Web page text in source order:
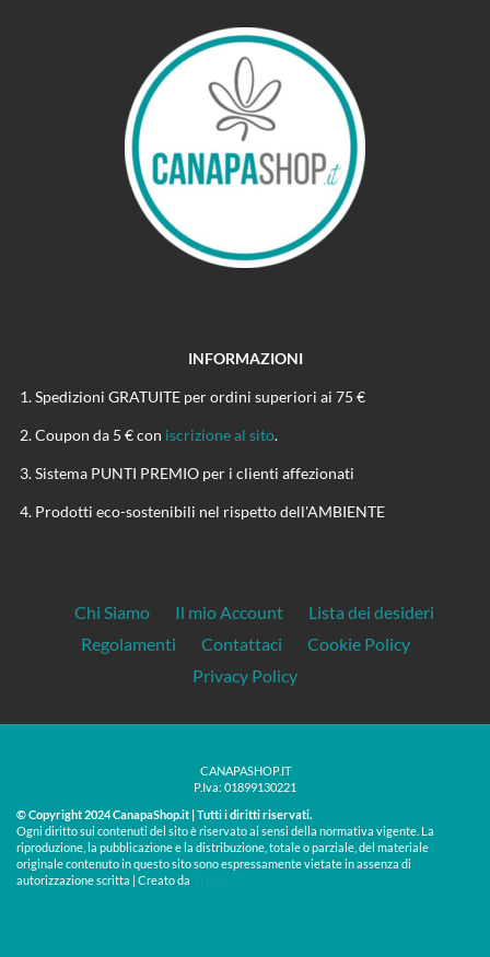
INFORMAZIONI
Spedizioni GRATUITE per ordini superiori ai 75 €
Coupon da 5 € con iscrizione al sito.
Sistema PUNTI PREMIO per i clienti affezionati
Prodotti eco-sostenibili nel rispetto dell'AMBIENTE
Chi Siamo Il mio Account
Lista dei desideri
Regolamenti
Contattaci
Cookie Policy
Privacy Policy
CANAPASHOP.IT
P.Iva: 01899130221
© Copyright 2024 CanapaShop.it | Tutti i diritti riservati.
Ogni diritto sui contenuti del sito è riservato ai sensi della normativa vigente. La
riproduzione, la pubblicazione e la distribuzione, totale o parziale, del materiale
originale contenuto in questo sito sono espressamente vietate in assenza di
autorizzazione scritta | Creato da